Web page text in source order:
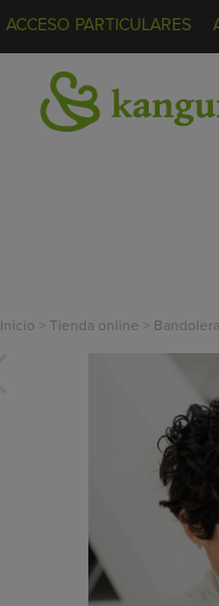
ACCESO PARTICULARES
Inicio > Tienda online >